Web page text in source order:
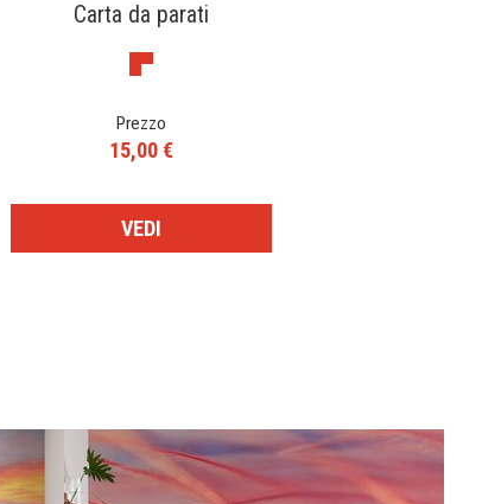
Carta da parati
Prezzo
15,00 €
VEDI